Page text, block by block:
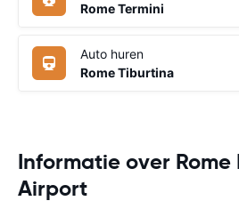
Rome Termini
Auto huren
Rome Tiburtina
Informatie over Rome
Airport